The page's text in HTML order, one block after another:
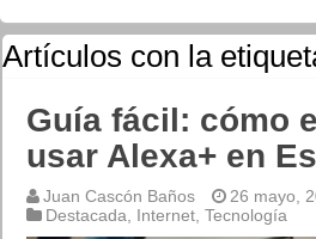
Artículos con la
Guía fácil: cómo
usar Alexa+ en
Juan Cascón Baños
26 mayo,
Destacada
Internet ,Tecnología